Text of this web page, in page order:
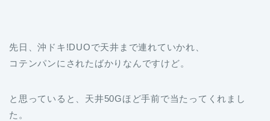
先日、沖ドキ!DUOで天井まで連れていかれ、
コテンパンにされたばかりなんですけど。
と思っていると、天井50Gほど手前で当たってくれまし
た。